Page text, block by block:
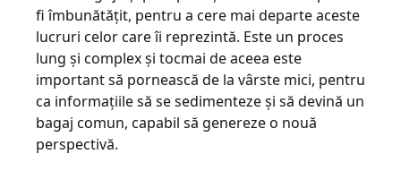
fi îmbunătăţit, pentru a cere mai departe aceste
lucruri celor care îi reprezintă. Este un proces
lung şi complex şi tocmai de aceea este
important să pornească de la vârste mici, pentru
ca informaţiile să se sedimenteze şi să devină un
bagaj comun, capabil să genereze o nouă
perspectivă.